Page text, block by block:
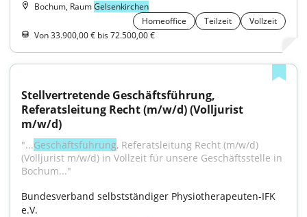
Bochum, RaumGelsenkirchen
Homeoffice
Teilzeit
Vollzeit
Von 33.900,00 € bis 72.500,00 €
Stellvertretende Geschäftsführung,
Referatsleitung Recht (m/w/d) (Volljurist
m/w/d)
"...Geschäftsführung, Referatsleitung Recht (m/w/d)
(Volljurist m/w/d) in Vollzeit für unsere Geschäftsstelle in
Bochum..."
Bundesverband selbstständiger Physiotherapeuten-IFK
e.V.